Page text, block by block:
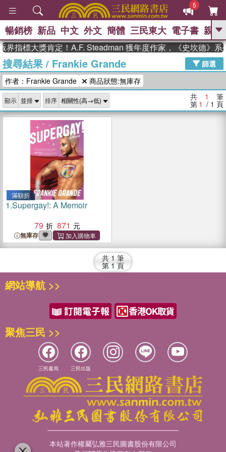
5
GO
熱搜： 東野圭吾 高希均教授回憶錄
、 The Odyssey 、 父親節 、 如果歷
史是一群喵 、
獎 臺灣漫遊錄 、 方念華 、 台灣的李
登輝時代
數學女孩：黎曼猜想 、
偉大的迷走神經
暢銷榜 新品 中文 外文 簡體 三民東大 電子書 親子
界指標大獎肯定！A.F. Steadman 獲年度作家，《史坎德》系
搜尋結果/ Frankie Grande
篩選
作者：Frankie Grande
商品狀態:無庫存
顯示 排序 共 1 筆
第 1 / 1 頁
滿額折
1.Supergay!: A Memoir
79
871
無庫存
共 1 筆
第 1 頁
網站導航 >>
聚焦三民 >>
三民書局 三民出版
本站著作權屬弘雅三民圖書股份有限公司